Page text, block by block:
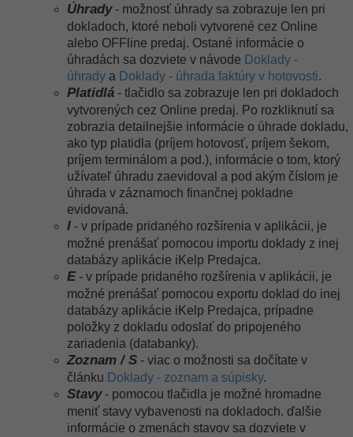
Úhrady- možnosť úhrady sa zobrazuje len pri
dokladoch, ktoré neboli vytvorené cez Online
alebo OFFline predaj. Ostané informácie o
úhradách sa dozviete v návode Doklady -
úhrady a Doklady - úhrada faktúry v hotovosti.
Platidlá - tlačidlo sa zobrazuje len pri dokladoch
vytvorených cez Online predaj. Po rozkliknutí sa
zobrazia detailnejšie informácie o úhrade dokladu,
ako typ platidla (príjem hotovosť, príjem šekom,
príjem terminálom a pod.), informácie o tom, ktorý
užívateľ úhradu zaevidoval a pod akým číslom je
úhrada v záznamoch finančnej pokladne
evidovaná.
I - v prípade pridaného rozšírenia v aplikácii, je
možné prenášať pomocou importu doklady z inej
databázy aplikácie iKelp Predajca.
E- v prípade pridaného rozšírenia v aplikácii, je
možné prenášať pomocou exportu doklad do inej
databázy aplikácie iKelp Predajca, prípadne
položky z dokladu odoslať do pripojeného
zariadenia (databanky).
Zoznam / S - viac o možnosti sa dočítate v
článku Doklady - zoznam a súpisky.
Stavy- pomocou tlačidla je možné hromadne
meniť stavy vybavenosti na dokladoch. ďalšie
informácie o zmenách stavov sa dozviete v